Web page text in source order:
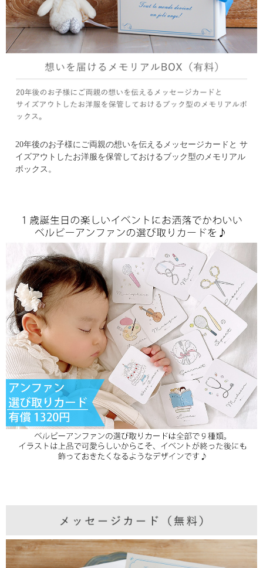
20年後のお子様にご両親の想いを伝えるメッセージカードと サ
イズアウトしたお洋服を保管しておけるブック型のメモリアル
ボックス。